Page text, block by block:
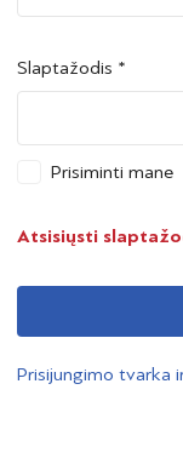
Asmens kodas *
Asmens kodas *
Slaptažodis *
Prisiminti mane
Atsisiųsti
Prisijungimo tvarka